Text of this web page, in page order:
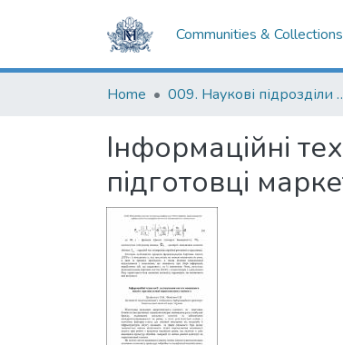
Communities & Collections
Home 009. Наукові
Інформаційні
підготовці